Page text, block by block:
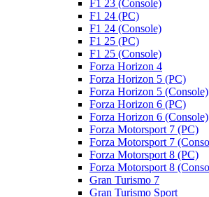
F1 23 (Console)
F1 24 (PC)
F1 24 (Console)
F1 25 (PC)
F1 25 (Console)
Forza Horizon 4
Forza Horizon 5 (PC)
Forza Horizon 5 (Console)
Forza Horizon 6 (PC)
Forza Horizon 6 (Console)
Forza Motorsport 7 (PC)
Forza Motorsport 7
Forza Motorsport 8 (PC)
Forza Motorsport 8
Gran Turismo 7
Gran Turismo Sport